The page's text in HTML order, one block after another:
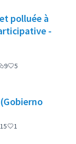
polluée à
-
9 5
15 1